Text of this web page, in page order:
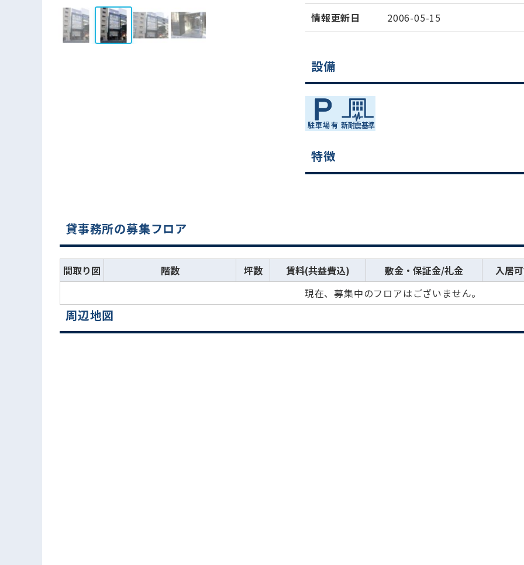
情報更新日 2006-05-15
設備
特徴
貸事務所の募集フロア
間取り図 階数 坪数 賃料(共益費込) 敷金・保証金/礼金 入居
現在、募集中のフロアはございません。
周辺地図